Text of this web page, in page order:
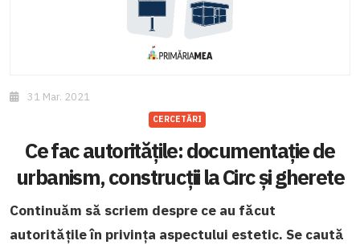
31 Mar. 2021
CERCETĂRI
Ce fac autoritățile: documentație de
urbanism, construcții la Circ și gherete
Continuăm să scriem despre ce au făcut
autoritățile în privința aspectului estetic. Se caută